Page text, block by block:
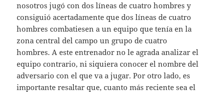
nosotros jugó con dos líneas de cuatro hombres y
consiguió acertadamente que dos líneas de cuatro
hombres combatiesen a un equipo que tenía en la
zona central del campo un grupo de cuatro
hombres. A este entrenador no le agrada analizar el
equipo contrario, ni siquiera conocer el nombre del
adversario con el que va a jugar. Por otro lado, es
importante resaltar que, cuanto más reciente sea el